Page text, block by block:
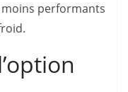
performants